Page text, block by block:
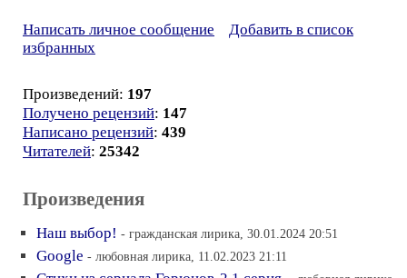
Написать личное сообщение
Добавить в список
избранных
Произведений: 197
Получено рецензий: 147
Написано рецензий: 439
Читателей: 25342
Произведения
Наш выбор! - гражданская лирика, 30.01.2024 20:51
Google - любовная лирика, 11.02.2023 21:11